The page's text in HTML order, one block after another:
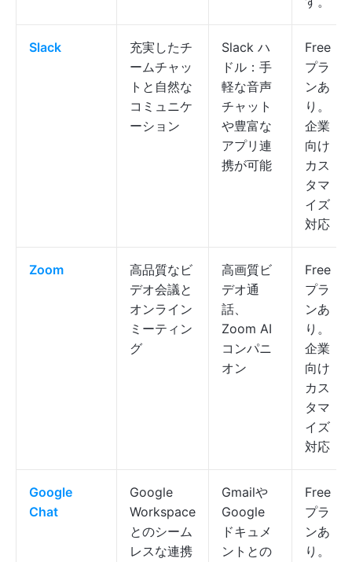
Slack
充実したチ
ームチャッ
トと自然な
コミュニケ
ーション
Slack ハ
ドル：手
軽な音声
チャット
や豊富な
アプリ連
携が可能
Free
プラ
ンあ
り。
企業
向け
カス
タマ
イズ
対応
Zoom
高品質なビ
デオ会議と
オンライン
ミーティン
グ
高画質ビ
デオ通
話、
Zoom AI
コンパニ
オン
Free
プラ
ンあ
り。
企業
向け
カス
タマ
イズ
対応
Google
Chat
Google
Workspace
とのシーム
レスな連携
Gmailや
Google
ドキュメ
ントとの
Free
プラ
ンあ
り。